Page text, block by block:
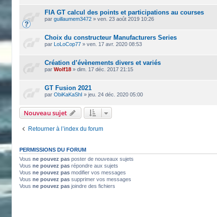
FIA GT calcul des points et participations au courses
parguillaumem3472 »ven. 23 août 2019 10:26
Choix du constructeur Manufacturers Series
par LoLoCop77 »ven. 17 avr. 2020 08:53
Création d’évènements divers et variés
parWolf18 »dim. 17 déc. 2017 21:15
GT Fusion 2021
parObiKaKaShI »jeu. 24 déc. 2020 05:00
Nouveau sujet
Retourner à l’index du forum
PERMISSIONS DU FORUM
Vousne pouvez pas poster de nouveaux sujets
Vousne pouvez pas répondre aux sujets
Vousne pouvez pas modifier vos messages
Vousne pouvez pas supprimer vos messages
Vousne pouvez pas joindre des fichiers